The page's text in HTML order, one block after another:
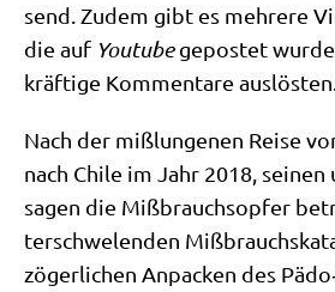
send. Zudem gibt es meh­re­re
die auf You­tubegepo­stet
kräf­ti­ge Kom­men­ta­re auslösten.
Nach der miß­lun­ge­nen Rei­se
nach Chi­le im Jahr 2018,
sa­gen die Miß­brauchs­op­fer
ter­schwe­len­den
zöger­li­chen Anpacken des